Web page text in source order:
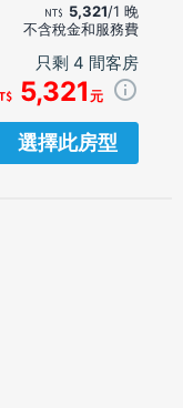
5,321/1 晚
不含稅金和服務費
只剩 4 間客房
5,321 元
選擇此房型